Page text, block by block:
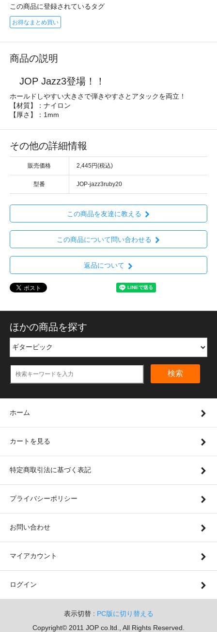
この商品に登録されているタグ
お得なまとめ買い
商品の説明
JOP Jazz3登場！！
ホールドしやすい大きさで弾きやすさとアタックを両立！
【材質】：ナイロン
【厚さ】：1mm
その他の詳細情報
販売価格 2,445円(税込)
型番 JOP-jazz3ruby20
この商品を友達に教える
この商品について問い合わせる
返品について
ほかの商品を探す
検索
ホーム
カートを見る
特定商取引法に基づく表記
プライバシーポリシー
お問い合わせ
マイアカウント
ログイン
表示切替 : PC版に切り替える
Copyright© 2011 JOP co.ltd., All Rights Reserved.